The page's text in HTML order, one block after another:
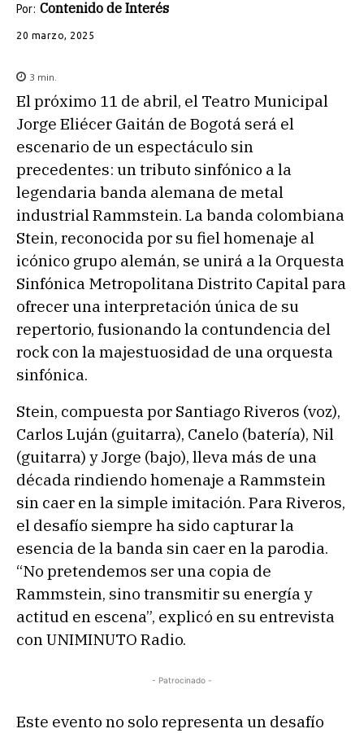
Por: Contenido de Interés
20 marzo, 2025
3 min.
El próximo 11 de abril, el Teatro Municipal
Jorge Eliécer Gaitán de Bogotá será el
escenario de un espectáculo sin
precedentes: un tributo sinfónico a la
legendaria banda alemana de metal
industrial Rammstein. La banda colombiana
Stein, reconocida por su fiel homenaje al
icónico grupo alemán, se unirá a la Orquesta
Sinfónica Metropolitana Distrito Capital para
ofrecer una interpretación única de su
repertorio, fusionando la contundencia del
rock con la majestuosidad de una orquesta
sinfónica.
Stein, compuesta por Santiago Riveros (voz),
Carlos Luján (guitarra), Canelo (batería), Nil
(guitarra) y Jorge (bajo), lleva más de una
década rindiendo homenaje a Rammstein
sin caer en la simple imitación. Para Riveros,
el desafío siempre ha sido capturar la
esencia de la banda sin caer en la parodia.
“No pretendemos ser una copia de
Rammstein, sino transmitir su energía y
actitud en escena”, explicó en su entrevista
con UNIMINUTO Radio.
- Patrocinado -
Este evento no solo representa un desafío